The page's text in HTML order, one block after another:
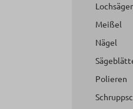
Meißel
Nägel
Polieren